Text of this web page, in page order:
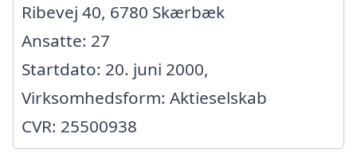
Ribevej 40, 6780 Skærbæk
Ansatte: 27
Startdato: 20. juni 2000,
Virksomhedsform: Aktieselskab
CVR: 25500938